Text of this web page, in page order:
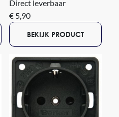
Direct leverbaar
€ 5,90
BEKIJK PRODUCT